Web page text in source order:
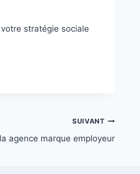
stratégie sociale
SUIVANT
agence marque employeur